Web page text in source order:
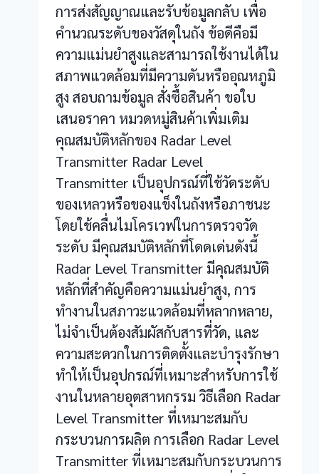
การส่งสัญญาณและรับข้อมูลกลับ เพื่อ
คำนวณระดับของวัสดุในถัง ข้อดีคือมี
ความแม่นยำสูงและสามารถใช้งานได้ใน
สภาพแวดล้อมที่มีความดันหรืออุณหภูมิ
สูง สอบถามข้อมูล สั่งซื้อสินค้า ขอใบ
เสนอราคา หมวดหมู่สินค้าเพิ่มเติม
คุณสมบัติหลักของ Radar Level
Transmitter Radar Level
Transmitter เป็นอุปกรณ์ที่ใช้วัดระดับ
ของเหลวหรือของแข็งในถังหรือภาชนะ
โดยใช้คลื่นไมโครเวฟในการตรวจวัด
ระดับ มีคุณสมบัติหลักที่โดดเด่นดังนี้
Radar Level Transmitter มีคุณสมบัติ
หลักที่สำคัญคือความแม่นยำสูง, การ
ทำงานในสภาวะแวดล้อมที่หลากหลาย,
ไม่จำเป็นต้องสัมผัสกับสารที่วัด, และ
ความสะดวกในการติดตั้งและบำรุงรักษา
ทำให้เป็นอุปกรณ์ที่เหมาะสำหรับการใช้
งานในหลายอุตสาหกรรม วิธีเลือก Radar
Level Transmitter ที่เหมาะสมกับ
กระบวนการผลิต การเลือก Radar Level
Transmitter ที่เหมาะสมกับกระบวนการ